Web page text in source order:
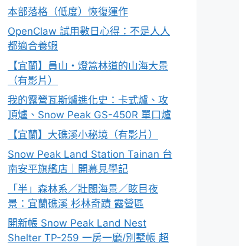
本部落格（低度）恢復運作
OpenClaw 試用數日心得：不是人人
都適合養蝦
【宜蘭】員山・燈篙林道的山海大景
（有影片）
我的露營瓦斯爐進化史：卡式爐、攻
頂爐、Snow Peak GS-450R 單口爐
【宜蘭】大礁溪小秘境（有影片）
Snow Peak Land Station Tainan 台
南安平旗艦店｜開幕見學記
「半」森林系／壯闊海景／眩目夜
景：宜蘭礁溪 杉林奇蹟 露營區
開新帳 Snow Peak Land Nest
Shelter TP-259 一房一廳/別墅帳 超